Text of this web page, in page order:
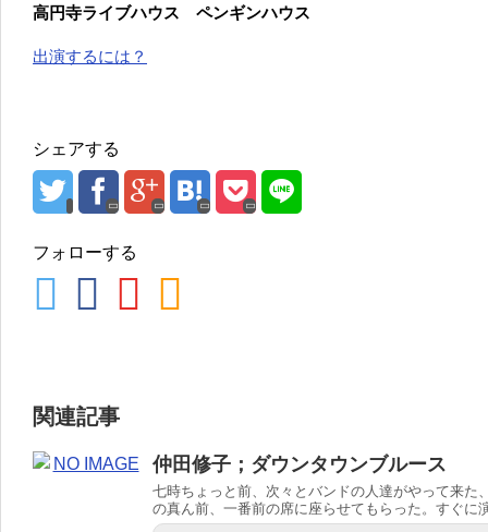
高円寺ライブハウス ペンギンハウス
出演するには？
シェアする
フォローする
関連記事
仲田修子；ダウンタウンブルース
七時ちょっと前、次々とバンドの人達がやって来た
の真ん前、一番前の席に座らせてもらった。すぐに